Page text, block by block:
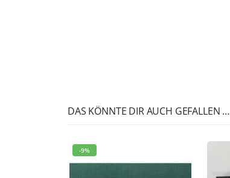
DAS KÖNNTE DIR AUCH GEFALLEN …
-9%